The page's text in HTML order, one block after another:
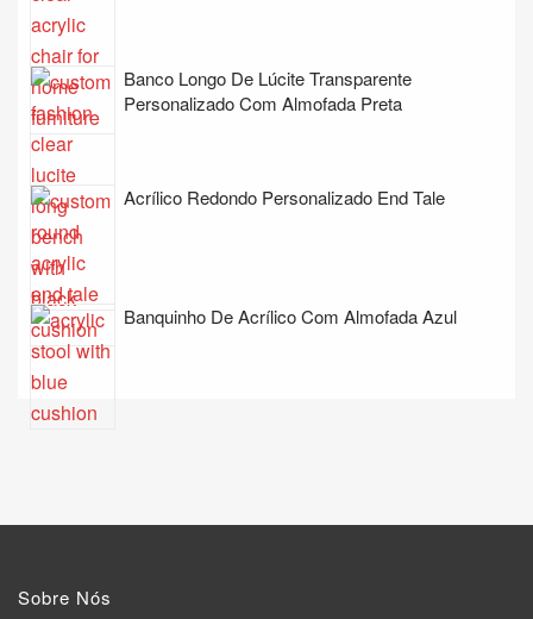
Banco Longo De Lúcite Transparente
Personalizado Com Almofada Preta
Acrílico Redondo Personalizado End Tale
Banquinho De Acrílico Com Almofada Azul
Sobre Nós